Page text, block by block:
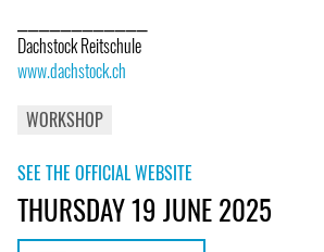
Dachstock Reitschule
www.dachstock.ch
WORKSHOP
SEE THE OFFICIAL WEBSITE
THURSDAY 19 JUNE 2025